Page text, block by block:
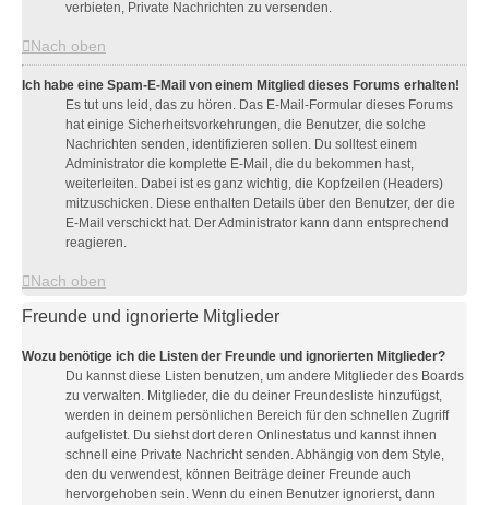
verbieten, Private Nachrichten zu versenden.
Nach oben
Ich habe eine Spam-E-Mail von einem Mitglied dieses Forums erhalten!
Es tut uns leid, das zu hören. Das E-Mail-Formular dieses Forums
hat einige Sicherheitsvorkehrungen, die Benutzer, die solche
Nachrichten senden, identifizieren sollen. Du solltest einem
Administrator die komplette E-Mail, die du bekommen hast,
weiterleiten. Dabei ist es ganz wichtig, die Kopfzeilen (Headers)
mitzuschicken. Diese enthalten Details über den Benutzer, der die
E-Mail verschickt hat. Der Administrator kann dann entsprechend
reagieren.
Nach oben
Freunde und ignorierte Mitglieder
Wozu benötige ich die Listen der Freunde und ignorierten Mitglieder?
Du kannst diese Listen benutzen, um andere Mitglieder des Boards
zu verwalten. Mitglieder, die du deiner Freundesliste hinzufügst,
werden in deinem persönlichen Bereich für den schnellen Zugriff
aufgelistet. Du siehst dort deren Onlinestatus und kannst ihnen
schnell eine Private Nachricht senden. Abhängig von dem Style,
den du verwendest, können Beiträge deiner Freunde auch
hervorgehoben sein. Wenn du einen Benutzer ignorierst, dann